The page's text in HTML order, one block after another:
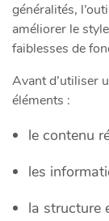
généralités,
améliorer le
faiblesses de
Avant d’utiliser
éléments :
le contenu
les
la structure